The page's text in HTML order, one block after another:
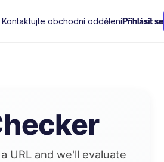
Kontaktujte obchodní odděleníPřihlásit se